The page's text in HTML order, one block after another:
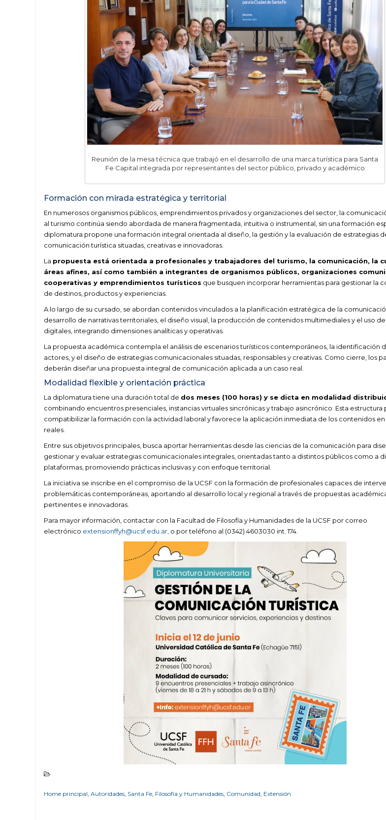
Reunión de la mesa técnica que trabajó en el desarrollo de una marca turística para Santa
Fe Capital integrada por representantes del sector público, privado y académico
Formación con mirada estratégica y territorial
En numerosos organismos públicos, emprendimientos privados y organizaciones del sector, la
al turismo continúa siendo abordada de manera fragmentada, intuitiva o instrumental, sin una formación
diplomatura propone una formación integral orientada al diseño, la gestión y la evaluación de estrategias
comunicación turística situadas, creativas e innovadoras.
La propuesta está orientada a profesionales y trabajadores del turismo, la comunicación, la
áreas afines, así como también a integrantes de organismos públicos, organizaciones
cooperativas y emprendimientos turísticos que busquen incorporar herramientas para gestionar la
de destinos, productos y experiencias.
A lo largo de su cursado, se abordan contenidos vinculados a la planificación estratégica de la
desarrollo de narrativas territoriales, el diseño visual, la producción de contenidos multimediales y el uso
digitales, integrando dimensiones analíticas y operativas.
La propuesta académica contempla el análisis de escenarios turísticos contemporáneos, la identificación
actores, y el diseño de estrategias comunicacionales situadas, responsables y creativas. Como cierre, los
deberán diseñar una propuesta integral de comunicación aplicada a un caso real.
Modalidad flexible y orientación práctica
La diplomatura tiene una duración total de dos meses (100 horas) y se dicta en modalidad
combinando encuentros presenciales, instancias virtuales sincrónicas y trabajo asincrónico. Esta estructura
compatibilizar la formación con la actividad laboral y favorece la aplicación inmediata de los contenidos
reales.
Entre sus objetivos principales, busca aportar herramientas desde las ciencias de la comunicación para
gestionar y evaluar estrategias comunicacionales integrales, orientadas tanto a distintos públicos como a
plataformas, promoviendo prácticas inclusivas y con enfoque territorial.
La iniciativa se inscribe en el compromiso de la UCSF con la formación de profesionales capaces de
problemáticas contemporáneas, aportando al desarrollo local y regional a través de propuestas
pertinentes e innovadoras.
Para mayor información, contactar con la Facultad de Filosofía y Humanidades de la UCSF por correo
electrónico extensionffyh@ucsf.edu.ar, o por teléfono al (0342) 4603030 int. 174.
Home principal Autoridades Santa Fe Filosofía y Humanidades Comunidad Extensión